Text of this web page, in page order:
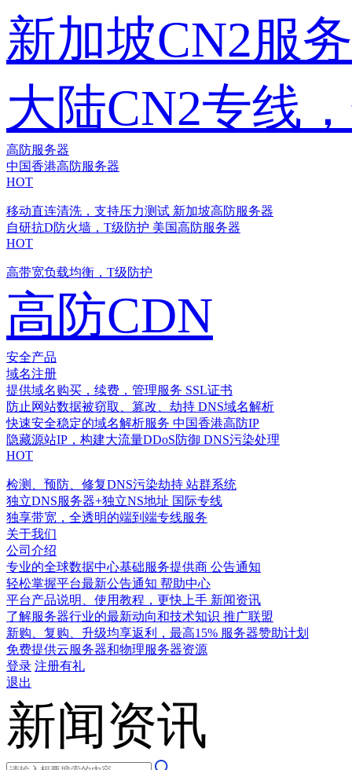
新加坡CN2服
大陆CN2专线
高防服务器
中国香港高防服务器
HOT
移动直连清洗，支持压力测试 新加坡高防服务器
自研抗D防火墙，T级防护 美国高防服务器
HOT
高带宽负载均衡，T级防护
高防CDN
安全产品
域名注册
提供域名购买，续费，管理服务 SSL证书
防止网站数据被窃取、篡改、劫持 DNS域名解析
快速安全稳定的域名解析服务 中国香港高防IP
隐藏源站IP，构建大流量DDoS防御 DNS污染处理
HOT
检测、预防、修复DNS污染劫持 站群系统
独立DNS服务器+独立NS地址 国际专线
独享带宽，全透明的端到端专线服务
关于我们
公司介绍
专业的全球数据中心基础服务提供商 公告通知
轻松掌握平台最新公告通知 帮助中心
平台产品说明、使用教程，更快上手 新闻资讯
了解服务器行业的最新动向和技术知识 推广联盟
新购、复购、升级均享返利，最高15% 服务器赞助计划
免费提供云服务器和物理服务器资源
登录 注册有礼
退出
新闻资讯